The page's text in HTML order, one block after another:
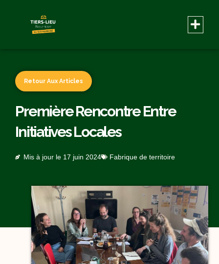
Retour Aux Articles
Première Rencontre Entre
Initiatives Locales
Mis à jour le 17 juin 2024 Fabrique de territoire